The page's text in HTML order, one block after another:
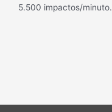
5.500 impactos/minuto.